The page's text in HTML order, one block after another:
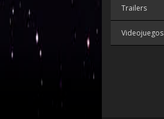
Trailers
Videojuegos